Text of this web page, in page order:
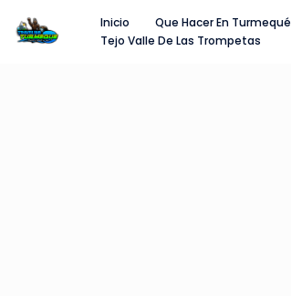
Inicio Que Hacer En Turmequé
Tejo Valle De Las Trompetas